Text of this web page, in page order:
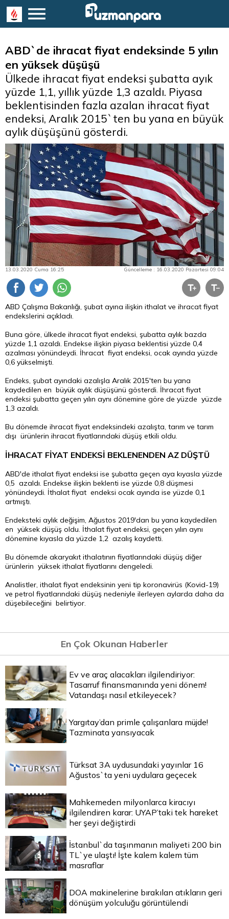
ABD`de ihracat fiyat endeksinde 5 yılın
en yüksek düşüşü
Ülkede ihracat fiyat endeksi şubatta ayık
yüzde 1,1, yıllık yüzde 1,3 azaldı. Piyasa
beklentisinden fazla azalan ihracat fiyat
endeksi, Aralık 2015`ten bu yana en büyük
aylık düşüşünü gösterdi.
13.03.2020 Cuma 16:25 Güncelleme : 16.03.2020 Pazartesi 09:04
ABD Çalışma Bakanlığı, şubat ayına ilişkin ithalat ve ihracat fiyat
endekslerini açıkladı.
Buna göre, ülkede ihracat fiyat endeksi, şubatta aylık bazda
yüzde 1,1 azaldı. Endekse ilişkin piyasa beklentisi yüzde 0,4
azalması yönündeydi. İhracat fiyat endeksi, ocak ayında yüzde
0,6 yükselmişti.
Endeks, şubat ayındaki azalışla Aralık 2015'ten bu yana
kaydedilen en büyük aylık düşüşünü gösterdi. İhracat fiyat
endeksi şubatta geçen yılın aynı dönemine göre de yüzde yüzde
1,3 azaldı.
Bu dönemde ihracat fiyat endeksindeki azalışta, tarım ve tarım
dışı ürünlerin ihracat fiyatlarındaki düşüş etkili oldu.
İHRACAT FİYAT ENDEKSİ BEKLENENDEN AZ DÜŞTÜ
ABD'de ithalat fiyat endeksi ise şubatta geçen aya kıyasla yüzde
0,5 azaldı. Endekse ilişkin beklenti ise yüzde 0,8 düşmesi
yönündeydi. İthalat fiyat endeksi ocak ayında ise yüzde 0,1
artmıştı.
Endeksteki aylık değişim, Ağustos 2019'dan bu yana kaydedilen
en yüksek düşüş oldu. İthalat fiyat endeksi, geçen yılın aynı
dönemine kıyasla da yüzde 1,2 azalış kaydetti.
Bu dönemde akaryakıt ithalatının fiyatlarındaki düşüş diğer
ürünlerin yüksek ithalat fiyatlarını dengeledi.
Analistler, ithalat fiyat endeksinin yeni tip koronavirüs (Kovid-19)
ve petrol fiyatlarındaki düşüş nedeniyle ilerleyen aylarda daha da
düşebileceğini belirtiyor.
En Çok Okunan Haberler
Ev ve araç alacakları ilgilendiriyor:
Tasarruf finansmanında yeni dönem!
Vatandaşı nasıl etkileyecek?
Yargıtay’dan primle çalışanlara müjde!
Tazminata yansıyacak
Türksat 3A uydusundaki yayınlar 16
Ağustos`ta yeni uydulara geçecek
Mahkemeden milyonlarca kiracıyı
ilgilendiren karar: UYAP’taki tek hareket
her şeyi değiştirdi
İstanbul`da taşınmanın maliyeti 200 bin
TL`ye ulaştı! İşte kalem kalem tüm
masraflar
DOA makinelerine bırakılan atıkların geri
dönüşüm yolculuğu görüntülendi